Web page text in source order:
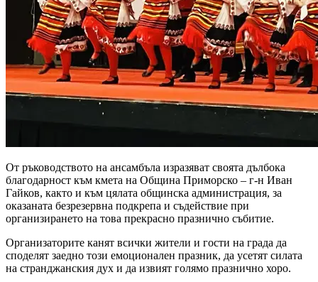
От ръководството на ансамбъла изразяват своята дълбока
благодарност към кмета на Община Приморско – г-н Иван
Гайков, както и към цялата общинска администрация, за
оказаната безрезервна подкрепа и съдействие при
организирането на това прекрасно празнично събитие.
Организаторите канят всички жители и гости на града да
споделят заедно този емоционален празник, да усетят силата
на странджанския дух и да извият голямо празнично хоро.